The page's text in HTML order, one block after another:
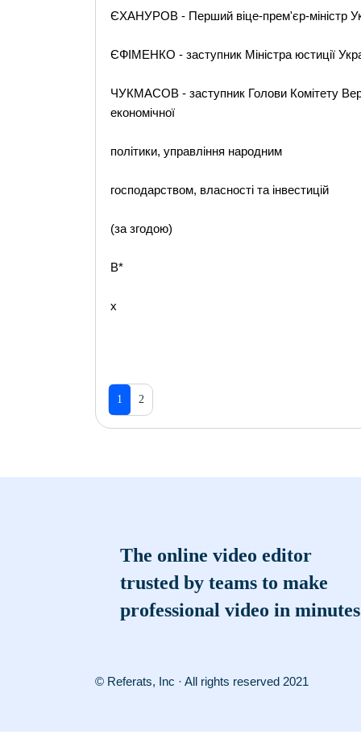
ЄХАНУРОВ - Перший віце-прем'єр-міністр
ЄФІМЕНКО - заступник Міністра юстиції
ЧУКМАСОВ - заступник Голови Комітету
економічної
політики, управління народним
господарством, власності та інвестицій
(за згодою)
B*
x
1 2
The online video editor
trusted by teams to make
professional video in minutes
© Referats, Inc · All rights reserved 2021